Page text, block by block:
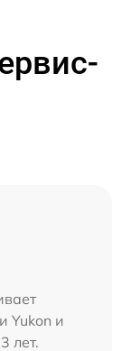
Yukon и
лет.